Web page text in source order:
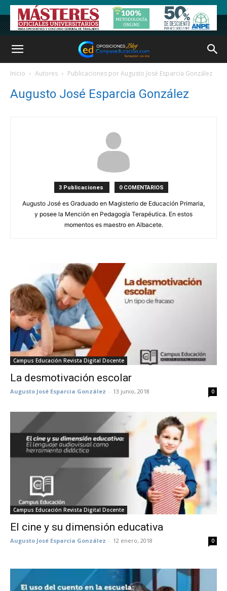
Inicio Autores Publicaciones por Augusto José Esparcia González
Augusto José Esparcia González
3 Publicaciones 0 COMENTARIOS
Augusto José es Graduado en Magisterio de Educación Primaria,
y posee la Mención en Pedagogía Terapéutica. En estos
momentos es maestro en Albacete.
Campus Educación Revista Digital Docente
La desmotivación escolar
Augusto José Esparcia González - 13 junio, 2018 0
Campus Educación Revista Digital Docente
El cine y su dimensión educativa
Augusto José Esparcia González - 12 enero, 2018 0